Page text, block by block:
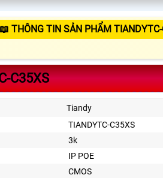
📖 THÔNG TIN SẢN PHẨM
C35XS
Tiandy
TIANDYTC-C35XS
3k
IP POE
CMOS